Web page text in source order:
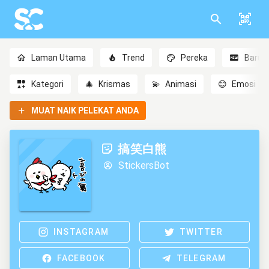
Laman Utama Trend Pereka Baru
Kategori 🎄 Krismas 💫 Animasi 😊 Emosi
MUAT NAIK PELEKAT ANDA
搞笑白熊
StickersBot
INSTAGRAM TWITTER
FACEBOOK TELEGRAM